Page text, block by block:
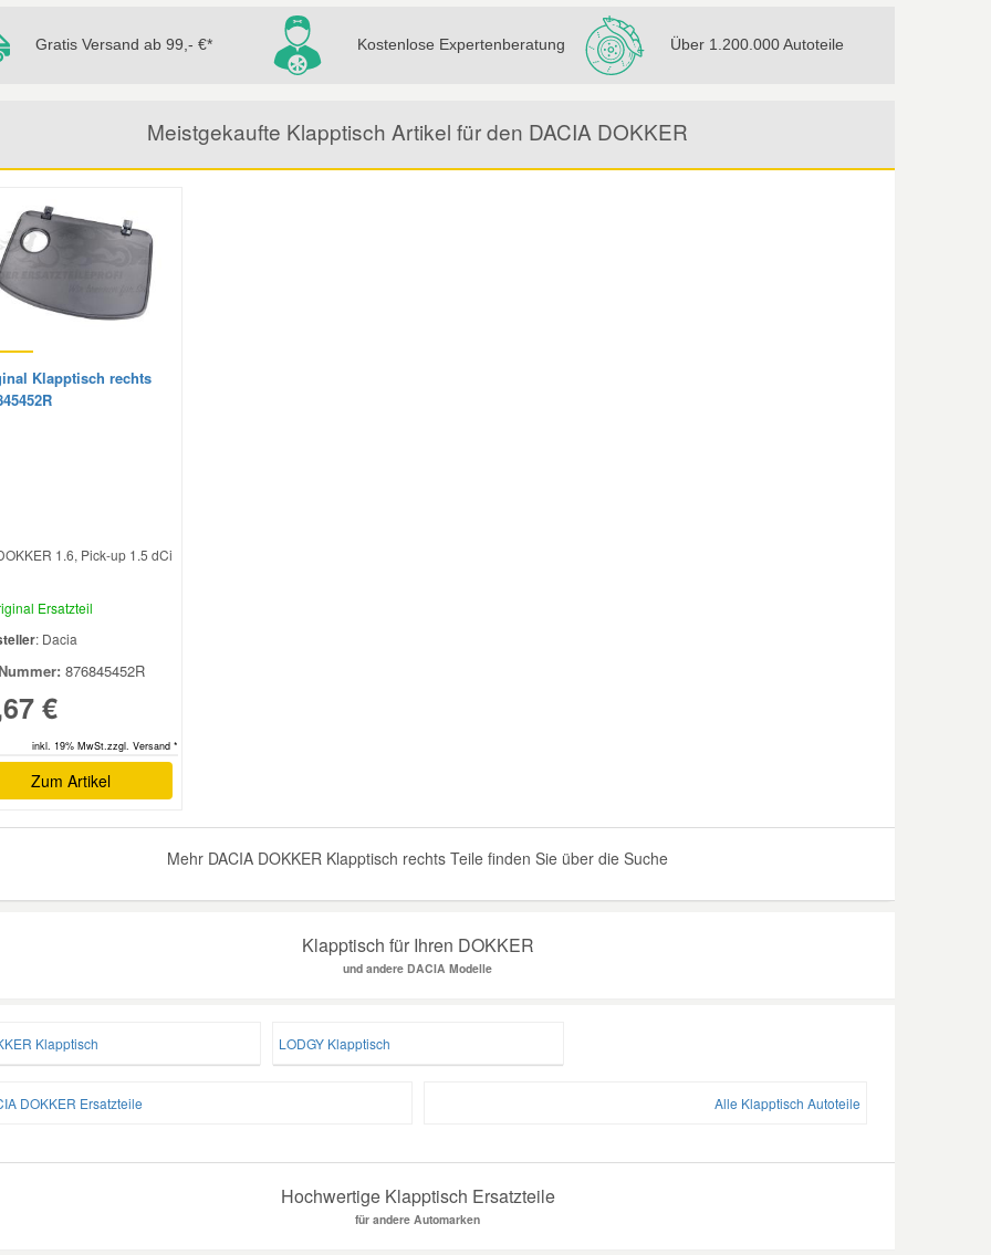
Gratis Versand ab 99,- €* Kostenlose Expertenberatung Über 1.200.000 Autoteile
Meistgekaufte Klapptisch Artikel für den DACIA DOKKER
Klapptisch rechts
1.6, Pick-up 1.5 dCi
Ersatzteil
: Dacia
876845452R
€
inkl. 19% MwSt.zzgl. Versand *
Zum Artikel
Mehr DACIA DOKKER Klapptisch rechts Teile finden Sie über die Suche
Klapptisch für Ihren DOKKER
und andere DACIA Modelle
Klapptisch LODGY Klapptisch
DOKKER Ersatzteile Alle Klapptisch Autoteile
Hochwertige Klapptisch Ersatzteile
für andere Automarken